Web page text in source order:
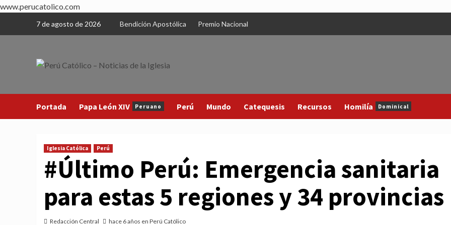
www.perucatolico.com
7 de agosto de 2026 Bendición Apostólica Premio Nacional
Portada Papa León XIV Peruano Perú Mundo Catequesis Recursos Homilía Dominical
Iglesia Católica Perú
#Último Perú: Emergencia sanitaria
para estas 5 regiones y 34 provincias
Redacción Central hace 6 años en Perú Católico